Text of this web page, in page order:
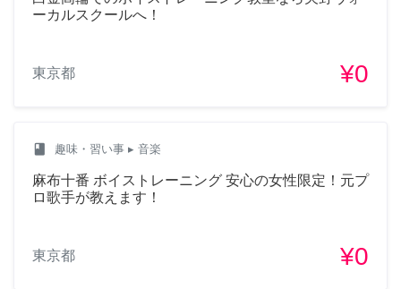
ーカルスクールへ！
東京都 ¥0
class 趣味・習い事 ▸ 音楽
麻布十番 ボイストレーニング 安心の女性限定！元プ
ロ歌手が教えます！
東京都 ¥0